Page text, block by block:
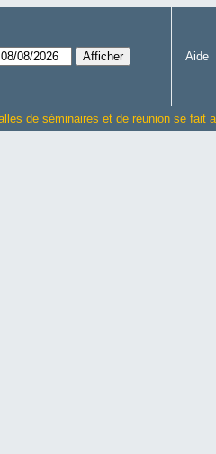
Aide
de séminaires et de réunion se fait